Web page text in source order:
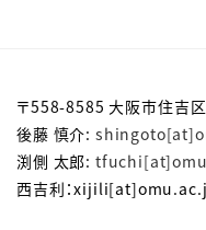
〒558-8585 大阪市住吉
後藤 慎介:
渕側 太郎:
西吉利：